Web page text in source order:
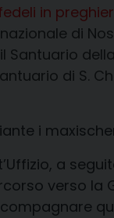
in
di
di S.
i
a
verso